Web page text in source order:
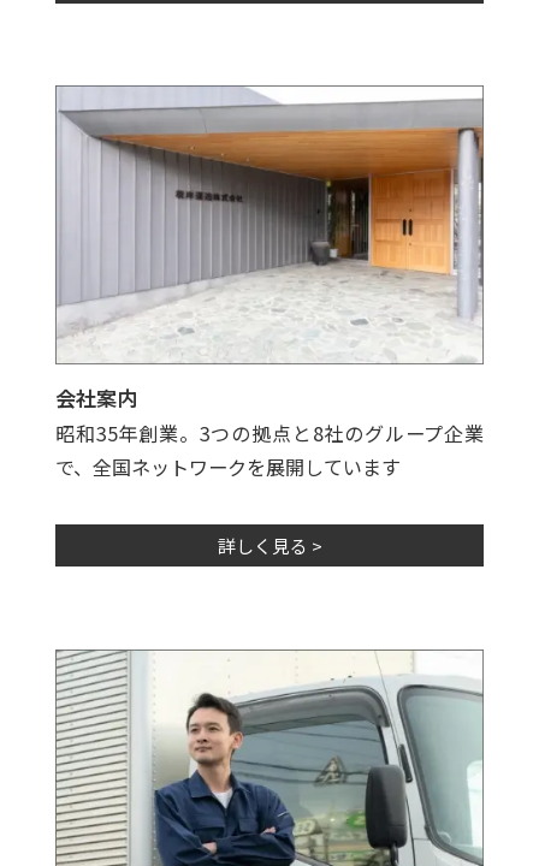
会社案内
昭和35年創業。3つの拠点と8社のグループ企業
で、全国ネットワークを展開しています
詳しく見る >